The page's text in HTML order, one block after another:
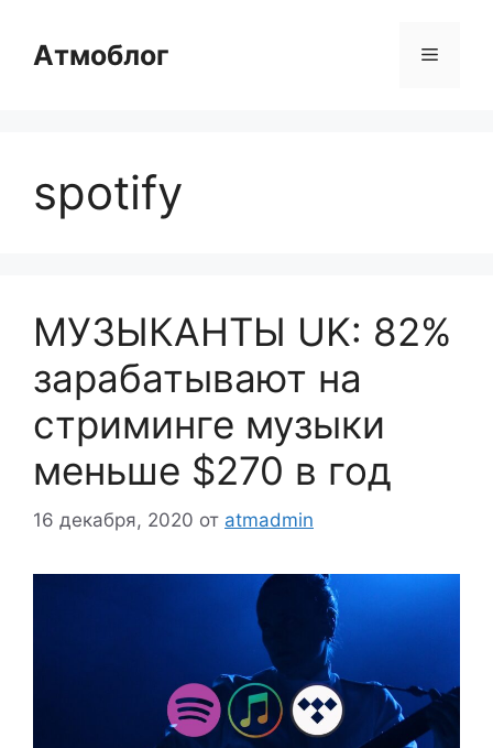
содержимому
Атмоблог Меню
spotify
МУЗЫКАНТЫ UK: 82%
зарабатывают на
стриминге музыки
меньше $270 в год
16 декабря, 2020 от atmadmin